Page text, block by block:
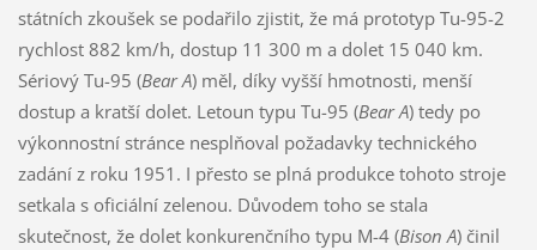
státních zkoušek se podařilo zjistit, že má prototyp Tu-95-2
rychlost 882 km/h, dostup 11 300 m a dolet 15 040 km.
Sériový Tu-95 (Bear A) měl, díky vyšší hmotnosti, menší
dostup a kratší dolet. Letoun typu Tu-95 (Bear A) tedy po
výkonnostní stránce nesplňoval požadavky technického
zadání z roku 1951. I přesto se plná produkce tohoto stroje
setkala s oficiální zelenou. Důvodem toho se stala
skutečnost, že dolet konkurenčního typu M-4 (Bison A) činil